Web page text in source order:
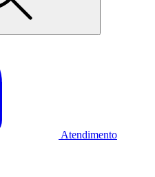
Atendimento